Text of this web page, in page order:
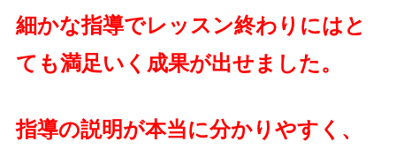
細かな指導でレッスン終わりにはと
ても満足いく成果が出せました。
指導の説明が本当に分かりやすく、